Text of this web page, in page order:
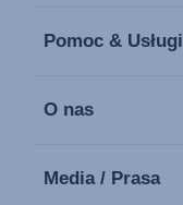
Pomoc & Usługi
O nas
Media / Prasa